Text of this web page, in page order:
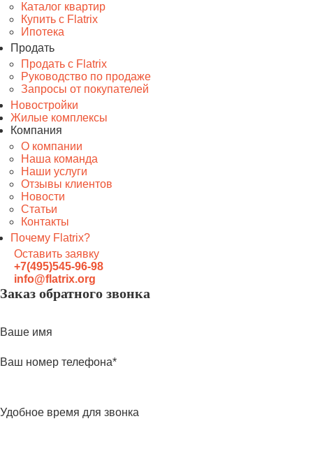
Каталог квартир
Купить с Flatrix
Ипотека
Продать
Продать с Flatrix
Руководство по продаже
Запросы от покупателей
Новостройки
Жилые комплексы
Компания
О компании
Наша команда
Наши услуги
Отзывы клиентов
Новости
Статьи
Контакты
Почему Flatrix?
Оставить заявку
+7(495)545-96-98
info@flatrix.org
Заказ обратного звонка
Ваше имя
Ваш номер телефона*
Удобное время для звонка